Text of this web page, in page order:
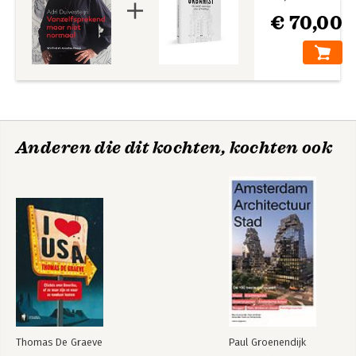
€ 70,00
Anderen die dit kochten, kochten ook
Thomas De Graeve Paul Groenendijk